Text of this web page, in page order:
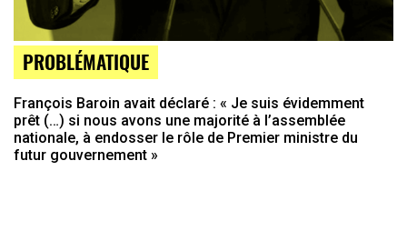
PROBLÉMATIQUE
François Baroin avait déclaré : « Je suis évidemment
prêt (…) si nous avons une majorité à l’assemblée
nationale, à endosser le rôle de Premier ministre du
futur gouvernement »